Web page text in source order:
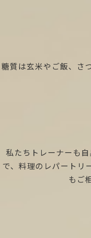
糖質は玄米やご飯、さ
私たちトレーナーも
で、料理のレパートリ
もご